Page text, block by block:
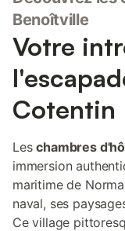
Benoîtville
Votre
Cotentin
Leschambres
immersion
maritime de
naval, ses
Ce village